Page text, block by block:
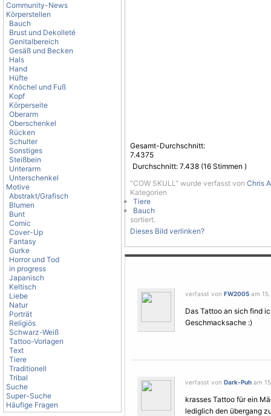
Community-News
Körperstellen
Bauch
Brust und Dekolleté
Genitalbereich
Gesäß und Becken
Hals
Hand
Hüfte
Knöchel und Fuß
Kopf
Körperseite
Oberarm
Oberschenkel
Rücken
Schulter
Sonstiges
Steißbein
Unterarm
Unterschenkel
Motive
Abstrakt/Grafisch
Blumen
Bunt
Comic
Cover-Up
Fantasy
Gurke
Horror und Tod
in progress
Japanisch
Keltisch
Liebe
Natur
Porträt
Religiös
Schwarz-Weiß
Tattoo-Vorlagen
Text
Tiere
Traditionell
Tribal
Suche
Super-Suche
Häufige Fragen
Gesamt-Durchschnitt:
7.4375
Durchschnitt: 7.438 (16 Stimmen )
"COW SKULL" wurde verfasst von Chris
Kategorien
Tiere
Bauch
sortiert.
Dieses Bild verlinken?
verfasst von FW2005 am
Das Tattoo an sich find
Geschmacksache :)
verfasst von Dark-Puh am
krasses Tattoo für ein
lediglich den übergang